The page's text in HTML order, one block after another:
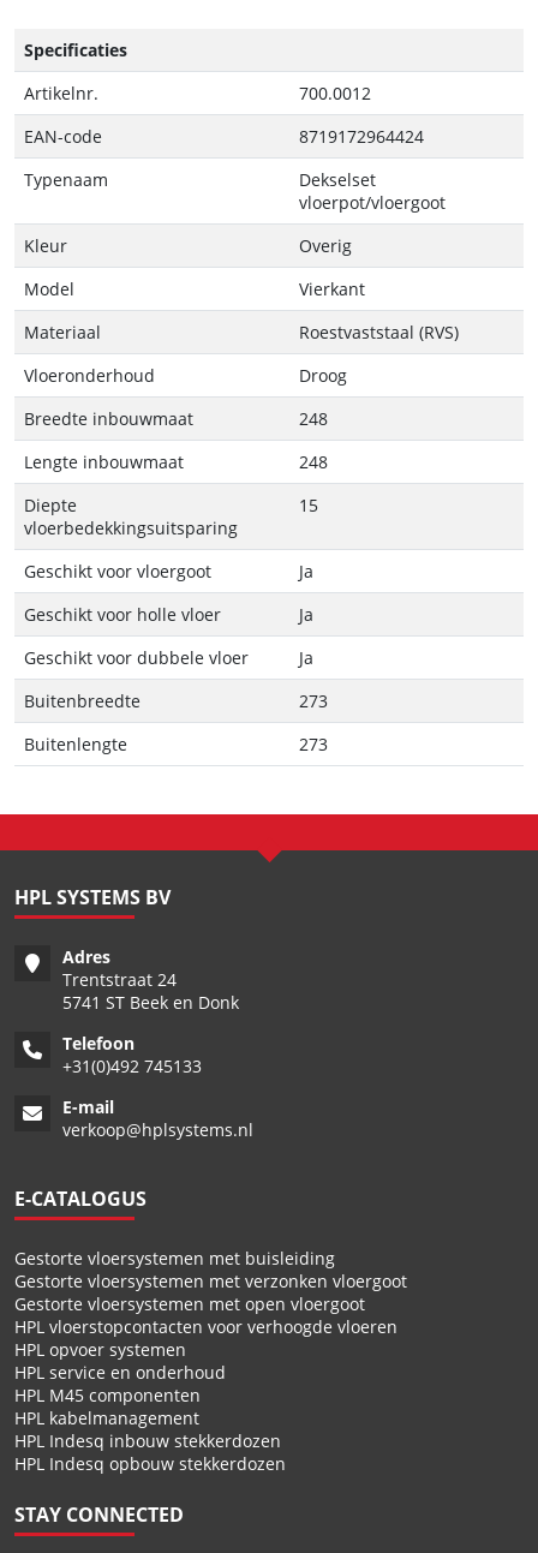
Specificaties
Artikelnr.
700.0012
EAN-code
8719172964424
Typenaam
Dekselset
vloerpot/vloergoot
Kleur
Overig
Model
Vierkant
Materiaal
Roestvaststaal (RVS)
Vloeronderhoud
Droog
Breedte inbouwmaat
248
Lengte inbouwmaat
248
Diepte
vloerbedekkingsuitsparing
15
Geschikt voor vloergoot
Ja
Geschikt voor holle vloer
Ja
Geschikt voor dubbele vloer
Ja
Buitenbreedte
273
Buitenlengte
273
HPL SYSTEMS BV
Adres
Trentstraat 24
5741 ST Beek en Donk
Telefoon
+31(0)492 745133
E-mail
verkoop@hplsystems.nl
E-CATALOGUS
Gestorte vloersystemen met buisleiding
Gestorte vloersystemen met verzonken vloergoot
Gestorte vloersystemen met open vloergoot
HPL vloerstopcontacten voor verhoogde vloeren
HPL opvoer systemen
HPL service en onderhoud
HPL M45 componenten
HPL kabelmanagement
HPL Indesq inbouw stekkerdozen
HPL Indesq opbouw stekkerdozen
STAY CONNECTED